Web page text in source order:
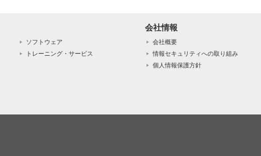
ソフトウェア
トレーニング・サービス
会社情報
会社概要
情報セキュリティへの取り組み
個人情報保護方針